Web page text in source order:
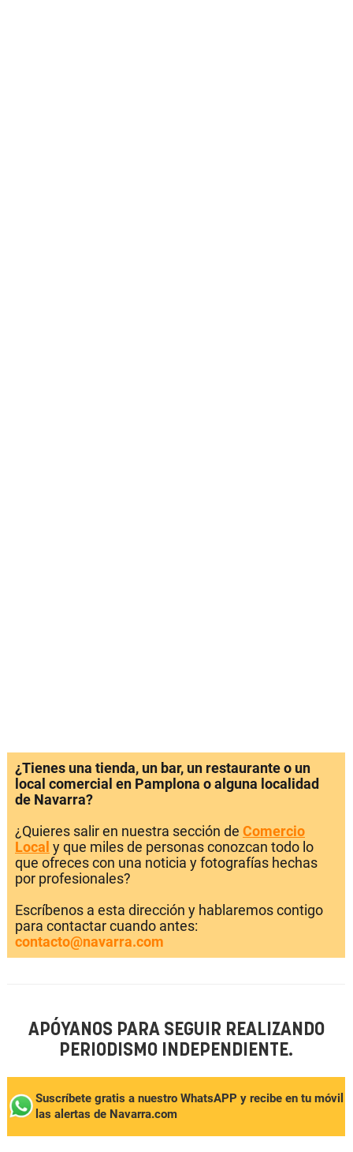
¿Tienes una tienda, un bar, un restaurante o un
local comercial en Pamplona o alguna localidad
de Navarra?
¿Quieres salir en nuestra sección de Comercio
Local y que miles de personas conozcan todo lo
que ofreces con una noticia y fotografías hechas
por profesionales?
Escríbenos a esta dirección y hablaremos contigo
para contactar cuando antes:
contacto@navarra.com
APÓYANOS PARA SEGUIR REALIZANDO
PERIODISMO INDEPENDIENTE.
Suscríbete gratis a nuestro WhatsAPP y recibe en tu móvil
las alertas de Navarra.com